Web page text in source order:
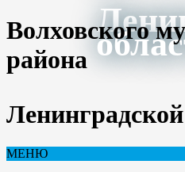
Волховского
района
МЕНЮ